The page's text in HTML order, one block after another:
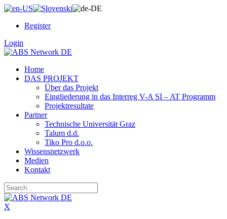
Register
Login
Home
DAS PROJEKT
Über das Projekt
Eingliederung in das Interreg V-A SI – AT Programm
Projektresultate
Partner
Technische Universität Graz
Talum d.d.
Tiko Pro d.o.o.
Wissensnetzwerk
Medien
Kontakt
X